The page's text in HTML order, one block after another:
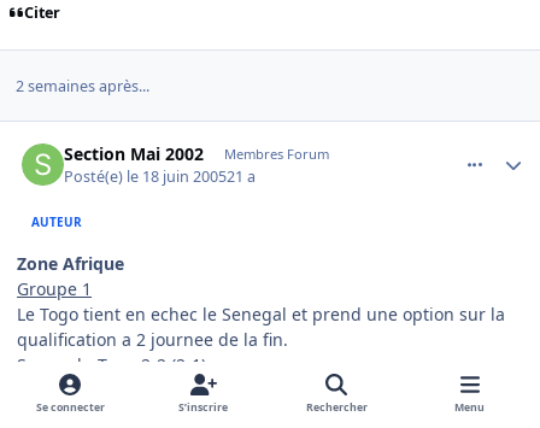
Citer
2 semaines après...
Section Mai 2002 Membres Forum
Posté(e) le 18 juin 200521 a
AUTEUR
Zone Afrique
Groupe 1
Le Togo tient en echec le Senegal et prend une option sur la
qualification a 2 journee de la fin.
Senegal - Togo 2-2 (2-1)
0-1 Olufade 11'
1-1 Niang 14'
Se connecter S’inscrire Rechercher Menu